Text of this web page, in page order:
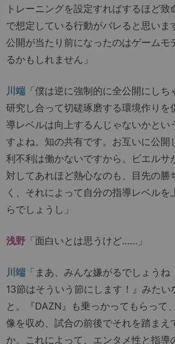
トレーニングを設定すればするほど致
で想定している行動がバレると思いま
公開が当たり前になったのはゲームモ
るかもしれません」
川端 「僕は逆に強制的に全公開にし
研究し合って切磋琢磨する環境作りを
導レベルは向上するんじゃないかとい
すよね。知の共有です。お互いに公開
利不利は働かないですから。ビエルサ
対してあれほど熱心なのも、目先の勝
く、それによって自分の指導レベルを
らでしょうし」
浅野 「面白いとは思うけど……」
川端 「まあ、みんな嫌がるでしょう
13節はそういう節にします！』みたい
と。『DAZN』も乗っかってもらって
像を収め、試合の前後でそれを踏まえ
か。これによって、エンタメ性と指導